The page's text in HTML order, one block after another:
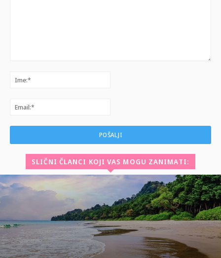
SLIČNI ČLANCI KOJI VAS MOGU ZANIMATI: